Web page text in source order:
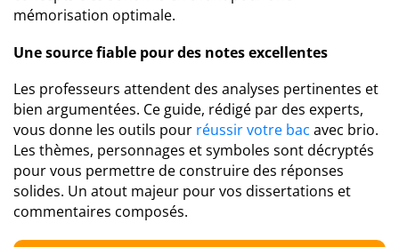
mémorisation optimale.
Une source fiable pour des notes excellentes
Les professeurs attendent des analyses pertinentes et
bien argumentées. Ce guide, rédigé par des experts,
vous donne les outils pour réussir votre bac avec brio.
Les thèmes, personnages et symboles sont décryptés
pour vous permettre de construire des réponses
solides. Un atout majeur pour vos dissertations et
commentaires composés.